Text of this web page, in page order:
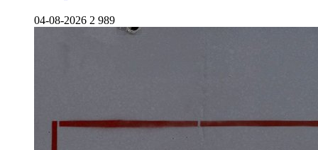
04-08-2026 2 989